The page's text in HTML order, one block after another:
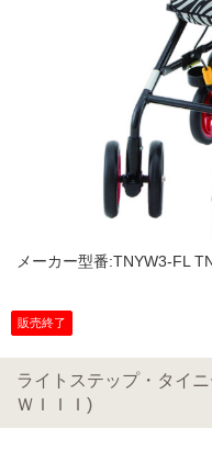
メーカー型番:TNYW3-FL
販売終了
ライトステップ・タイ
ＷＩＩＩ)